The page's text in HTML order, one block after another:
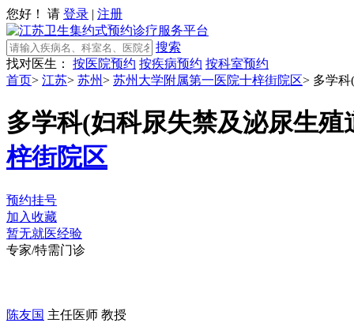
您好！ 请 登录 | 注册
搜索
找对医生：
按医院预约 按疾病预约 按科室预约
首页> 江苏> 苏州> 苏州大学附属第一医院十梓街院区> 多学
多学科(妇科尿失禁及泌尿生殖
梓街院区
预约挂号
加入收藏
暂无就医经验
专家/特需门诊
陈友国 主任医师 教授